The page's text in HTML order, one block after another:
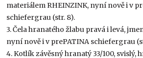
materiálem RHEINZINK, nyní nově i v
schiefergrau (str. 8).
3. Čela hranatého žlabu pravá i levá,
nyní nově i v prePATINA schiefergrau
4. Kotlík závěsný hranatý 33/100, svislý,